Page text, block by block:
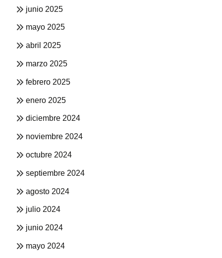
junio 2025
mayo 2025
abril 2025
marzo 2025
febrero 2025
enero 2025
diciembre 2024
noviembre 2024
octubre 2024
septiembre 2024
agosto 2024
julio 2024
junio 2024
mayo 2024